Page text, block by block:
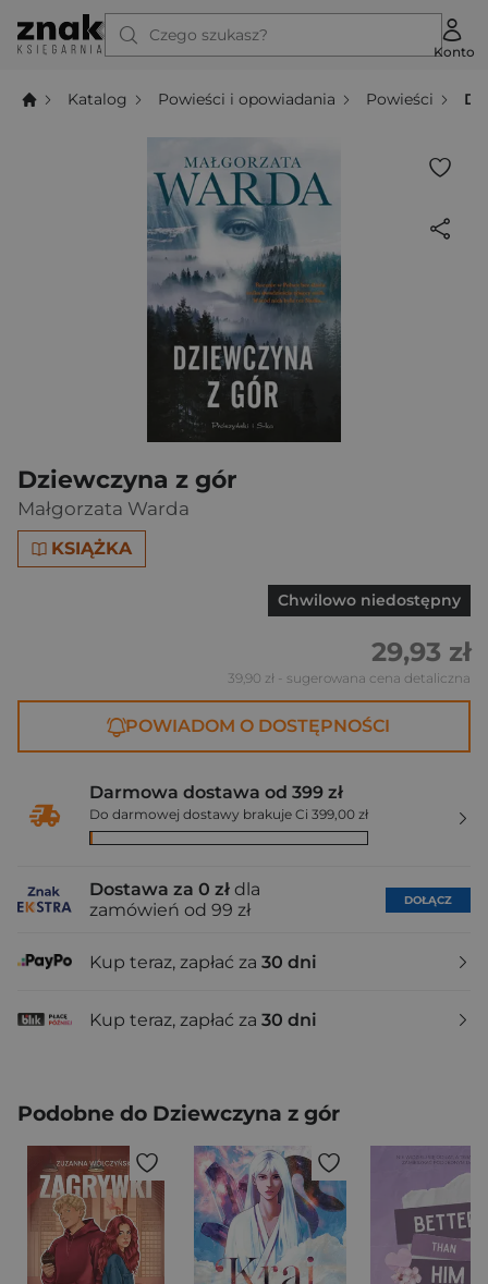
Czego szukasz?
Konto
Katalog Powieści i opowiadania Powieści
Dziewczyna z gór
Małgorzata Warda
KSIĄŻKA
Chwilowo niedostępny
29,93 zł
39,90 zł - sugerowana cena detaliczna
POWIADOM O DOSTĘPNOŚCI
Darmowa dostawa od 399 zł
Do darmowej dostawy brakuje Ci 399,00 zł
Dostawa za 0 zł dla
zamówień od 99 zł
DOŁĄCZ
Kup teraz, zapłać za 30 dni
Kup teraz, zapłać za 30 dni
Podobne do Dziewczyna z gór